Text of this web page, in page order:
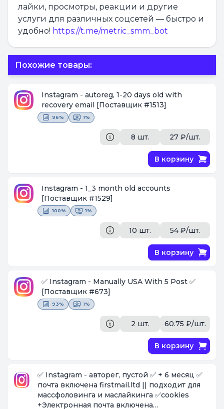
лайки, просмотры, реакции и другие
услуги для различных соцсетей — быстро и
удобно! https://t.me/metric_smm_bot
Похожие товары:
Instagram - autoreg, 1-20 days old with
recovery email [Поставщик #1513]
96% 1%
8 шт. 27 ₽/шт.
В корзину
Instagram - 1_3 month old accounts
[Поставщик #1529]
100% 1%
10 шт. 54 ₽/шт.
В корзину
✅ Instagram - Manually USA With 5 Post ✅
[Поставщик #673]
93% 1%
2 шт. 60.75 ₽/шт.
В корзину
✅ Instagram - авторег, пустой ✅ + 6 месяц ✅
почта включена firstmail.ltd || подходит для
массфоловинга и маслайкинга ✅cookies
+Электронная почта включена